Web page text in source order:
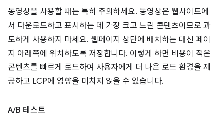
동영상을 사용할 때는 특히 주의하세요. 동영상은 웹사이트에
서 다운로드하고 표시하는 데 가장 크고 느린 콘텐츠이므로 과
도하게 사용하지 마세요. 웹페이지 상단에 배치하는 대신 페이
지 아래쪽에 위치하도록 저장합니다. 이렇게 하면 비용이 적은
콘텐츠를 빠르게 로드하여 사용자에게 더 나은 로드 환경을 제
공하고 LCP에 영향을 미치지 않을 수 있습니다.
A/B 테스트